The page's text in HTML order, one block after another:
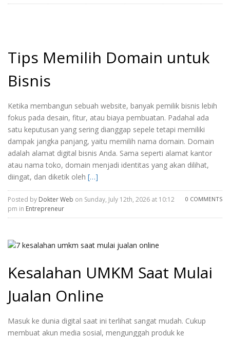
Tips Memilih Domain untuk
Bisnis
Ketika membangun sebuah website, banyak pemilik bisnis lebih
fokus pada desain, fitur, atau biaya pembuatan. Padahal ada
satu keputusan yang sering dianggap sepele tetapi memiliki
dampak jangka panjang, yaitu memilih nama domain. Domain
adalah alamat digital bisnis Anda. Sama seperti alamat kantor
atau nama toko, domain menjadi identitas yang akan dilihat,
diingat, dan diketik oleh […]
0 COMMENTS
Posted by Dokter Web on Sunday, July 12th, 2026 at 10:12
pm in Entrepreneur
Kesalahan UMKM Saat Mulai
Jualan Online
Masuk ke dunia digital saat ini terlihat sangat mudah. Cukup
membuat akun media sosial, mengunggah produk ke